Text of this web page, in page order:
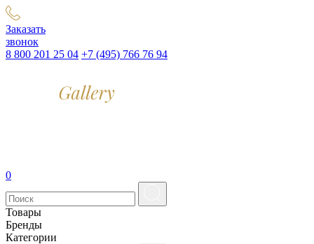
Заказать
звонок
8 800 201 25 04 +7 (495) 766 76 94
0
Товары
Бренды
Категории